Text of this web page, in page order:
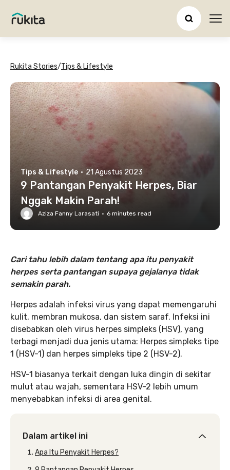
Rukita Stories/Tips & Lifestyle
Tips & Lifestyle · 21 Agustus 2023
9 Pantangan Penyakit Herpes, Biar
Nggak Makin Parah!
Aziza Fanny Larasati · 6 minutes read
Cari tahu lebih dalam tentang apa itu penyakit
herpes serta pantangan supaya gejalanya tidak
semakin parah.
Herpes adalah infeksi virus yang dapat memengaruhi
kulit, membran mukosa, dan sistem saraf. Infeksi ini
disebabkan oleh virus herpes simpleks (HSV), yang
terbagi menjadi dua jenis utama: Herpes simpleks tipe
1 (HSV-1) dan herpes simpleks tipe 2 (HSV-2).
HSV-1 biasanya terkait dengan luka dingin di sekitar
mulut atau wajah, sementara HSV-2 lebih umum
menyebabkan infeksi di area genital.
Dalam artikel ini
Apa Itu Penyakit Herpes?